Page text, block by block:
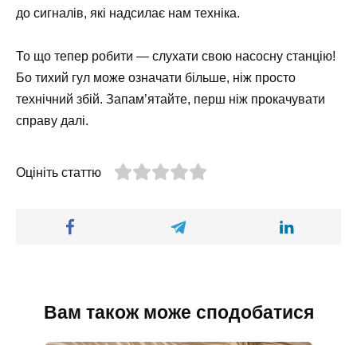
до сигналів, які надсилає нам техніка.
То що тепер робити — слухати свою насосну станцію!
Бо тихий гул може означати більше, ніж просто
технічний збій. Запам’ятайте, перш ніж прокачувати
справу далі.
Оцініть статтю
Вам також може сподобатися